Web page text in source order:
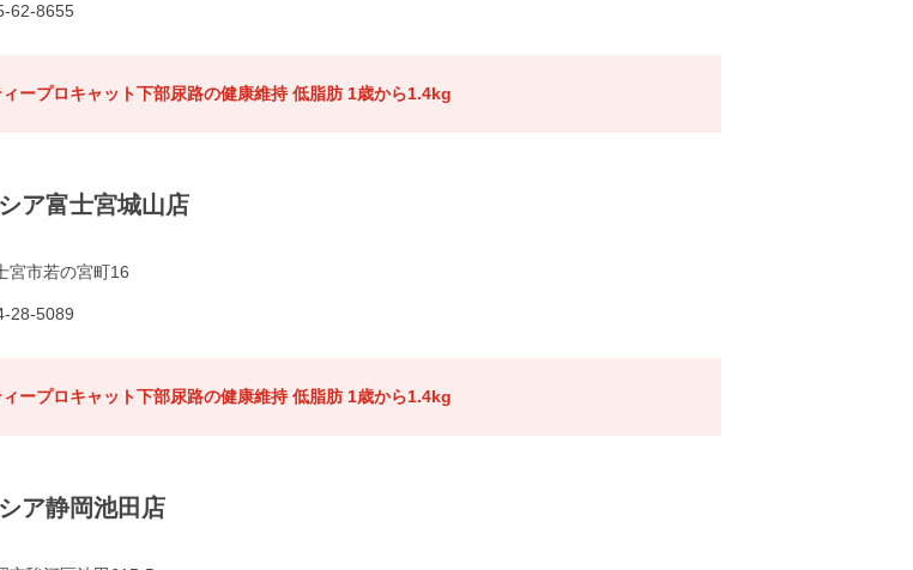
62-8655
ィープロキャット下部尿路の健康維持 低脂肪 1歳から1.4kg
ア富士宮城山店
宮市若の宮町16
28-5089
ィープロキャット下部尿路の健康維持 低脂肪 1歳から1.4kg
ア静岡池田店